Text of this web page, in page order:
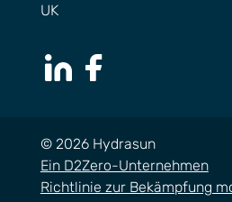
UK
© 2026 Hydrasun
Ein D2Zero-Unternehmen
Richtlinie zur Bekämpfung